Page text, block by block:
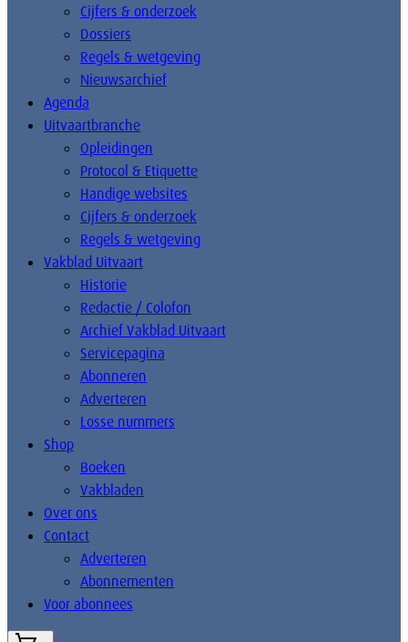
Cijfers & onderzoek
Dossiers
Regels & wetgeving
Nieuwsarchief
Agenda
Uitvaartbranche
Opleidingen
Protocol & Etiquette
Handige websites
Cijfers & onderzoek
Regels & wetgeving
Vakblad Uitvaart
Historie
Redactie / Colofon
Archief Vakblad Uitvaart
Servicepagina
Abonneren
Adverteren
Losse nummers
Shop
Boeken
Vakbladen
Over ons
Contact
Adverteren
Abonnementen
Voor abonnees